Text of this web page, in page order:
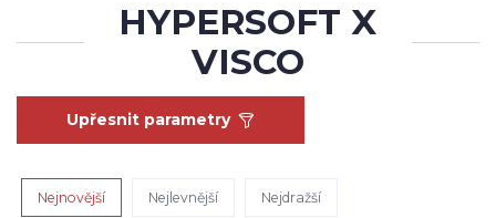
HYPERSOFT X
VISCO
Upřesnit parametry
Nejnovější Nejlevnější Nejdražší